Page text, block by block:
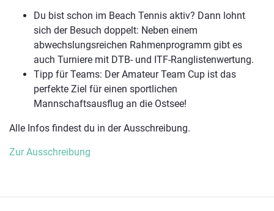
Du bist schon im Beach Tennis aktiv? Dann lohnt
sich der Besuch doppelt: Neben einem
abwechslungsreichen Rahmenprogramm gibt es
auch Turniere mit DTB- und ITF-Ranglistenwertung.
Tipp für Teams: Der Amateur Team Cup ist das
perfekte Ziel für einen sportlichen
Mannschaftsausflug an die Ostsee!
Alle Infos findest du in der Ausschreibung.
Zur Ausschreibung